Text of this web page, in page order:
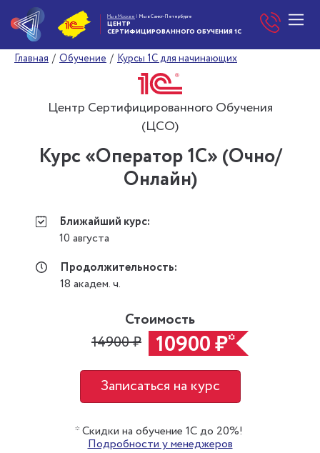
Мы в Москве | Мы в Санкт-Петербурге
ЦЕНТР
СЕРТИФИЦИРОВАННОГО ОБУЧЕНИЯ 1С
Главная / Обучение / Курсы 1С для начинающих
Центр Сертифицированного Обучения
(ЦСО)
Курс «Оператор 1С» (Очно/
Онлайн)
Ближайший курс:
10 августа
Продолжительность:
18 академ. ч.
Стоимость
14900 ₽
10900 ₽*
Записаться на курс
* Скидки на обучение 1С до 20%!
Подробности у менеджеров